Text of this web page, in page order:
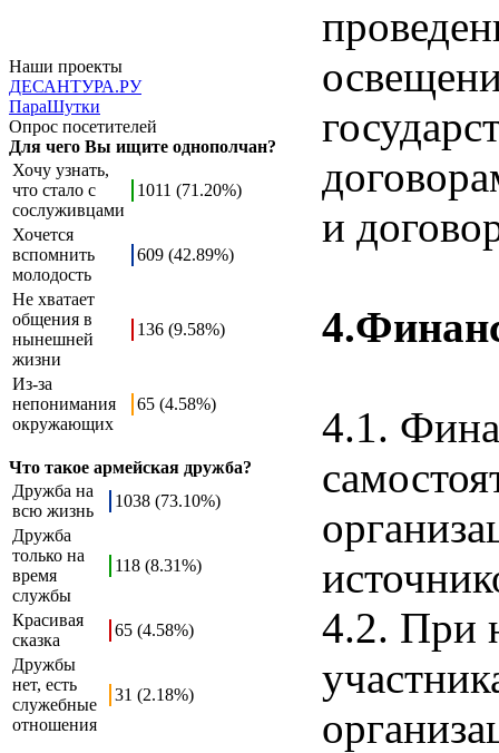
Наши проекты
ДЕСАНТУРА.РУ
ПараШутки
Опрос посетителей
Для чего Вы ищите однополчан?
Хочу узнать,
что стало с
сослуживцами
1011 (71.20%)
Хочется
вспомнить
молодость
609 (42.89%)
Не хватает
общения в
нынешней
жизни
136 (9.58%)
Из-за
непонимания
окружающих
65 (4.58%)
Что такое армейская дружба?
Дружба на
всю жизнь
1038 (73.10%)
Дружба
только на
время
службы
118 (8.31%)
Красивая
сказка
65 (4.58%)
Дружбы
нет, есть
служебные
отношения
31 (2.18%)
и
4.1.
4.2. При